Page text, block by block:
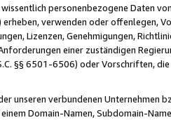
personenbezogene Daten
verwenden oder offenlegen,
Lizenzen, Genehmigungen,
einer zuständigen
§§ 6501-6506) oder Vorschriften,
unseren verbundenen Unternehmen
Domain-Namen, Subdomain-